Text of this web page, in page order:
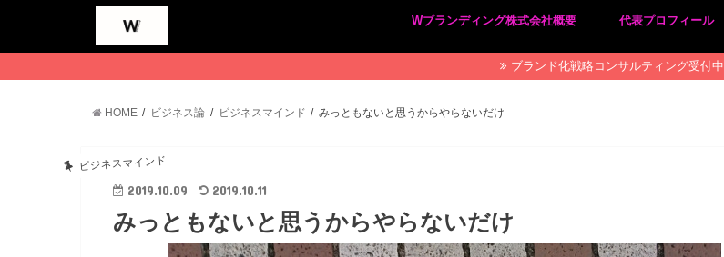
Wブランディング株式会社概要
プライバシーポリシー
特定商取引法に基づく表記
代表プロフィール
ブランド化戦略コンサルティング受付中
HOME ビジネス論 ビジネスマインド みっともないと思うからやらないだけ
ビジネスマインド
2019.10.09 2019.10.11
みっともないと思うからやらないだけ